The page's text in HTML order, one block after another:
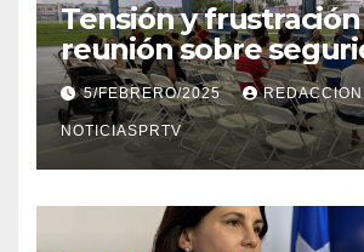
Tensión y
reunión sobre
Reparto
5/FEBRERO/2025 REDACCION
NOTICIASPRTV